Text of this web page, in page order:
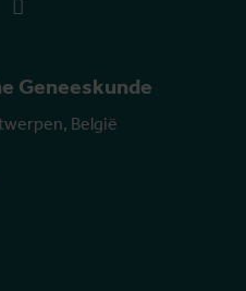
Geneeskunde
België